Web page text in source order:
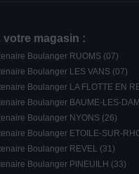
votre magasin :
Boulanger RUOMS (07)
Boulanger LES VANS (07)
Boulanger LA FLOTTE EN
Boulanger BAUME-LES-
Boulanger NYONS (26)
Boulanger ETOILE-SUR-
Boulanger REVEL (31)
Boulanger PINEUILH (33)